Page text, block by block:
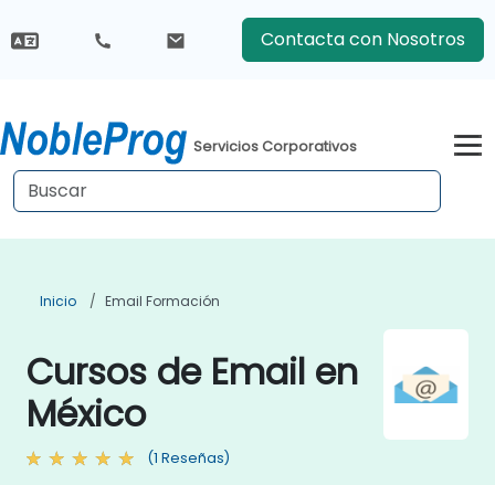
Contacta con Nosotros
Servicios Corporativos
Inicio Email Formación
Cursos de Email en
México
(1 Reseñas)